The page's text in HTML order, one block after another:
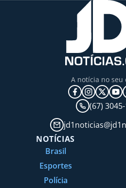
A notícia no seu
(67)
NOTÍCIAS
Brasil
Esportes
Polícia